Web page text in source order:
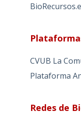
a
v
:CVUB La
Plataforma
Redes de